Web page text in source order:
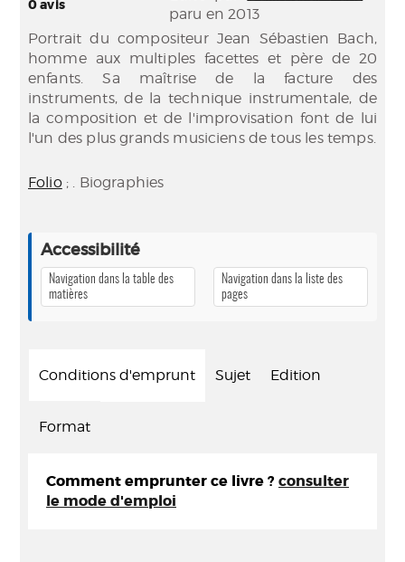
0avis
paru en 2013
Portrait du compositeur Jean Sébastien Bach,
homme aux multiples facettes et père de 20
enfants. Sa maîtrise de la facture des
instruments, de la technique instrumentale, de
la composition et de l'improvisation font de lui
l'un des plus grands musiciens de tous les temps.
Folio; . Biographies
Accessibilité
Navigation dans la table des
matières
Navigation dans la liste des
pages
Conditions d'emprunt Sujet Edition
Format
Comment emprunter ce livre ? consulter
le mode d'emploi